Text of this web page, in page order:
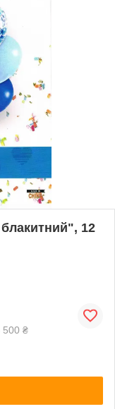
блакитний", 12
500 ₴